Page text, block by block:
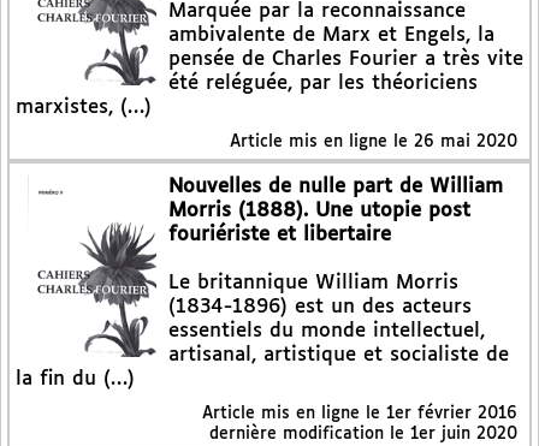
Marquée par la reconnaissance
ambivalente de Marx et Engels, la
pensée de Charles Fourier a très vite
été reléguée, par les théoriciens
marxistes, (…)
Article mis en ligne le 26 mai 2020
Nouvelles de nulle part de William
Morris (1888). Une utopie post
fouriériste et libertaire
Le britannique William Morris
(1834-1896) est un des acteurs
essentiels du monde intellectuel,
artisanal, artistique et socialiste de
la fin du (…)
Article mis en ligne le 1er février 2016
dernière modification le 1er juin 2020